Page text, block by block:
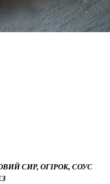
СИР, ОГІРОК, СОУС